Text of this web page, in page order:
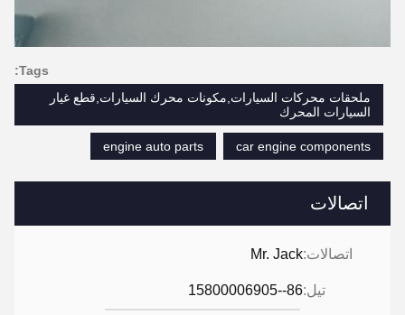
اتصالات
اتصالات:Mr. Jack
تيل:86--15800006905
Tags:
ملحقات محركات السيارات,مكونات محرك السيارات,قطع غيار
السيارات المحرك
car engine components
engine auto parts